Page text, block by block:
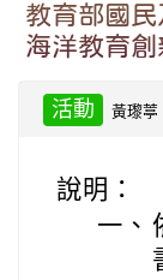
教育部國
海洋教育
活動 黃瓈葶
說明：
一、